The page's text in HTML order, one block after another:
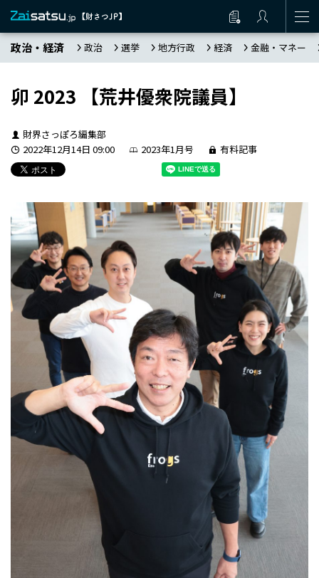
政治・経済 政治 選挙 地方行政 経済 金融・マネー
卯 2023 【荒井優衆院議員】
財界さっぽろ編集部
2022年12月14日 09:00
2023年1月号 有料記事